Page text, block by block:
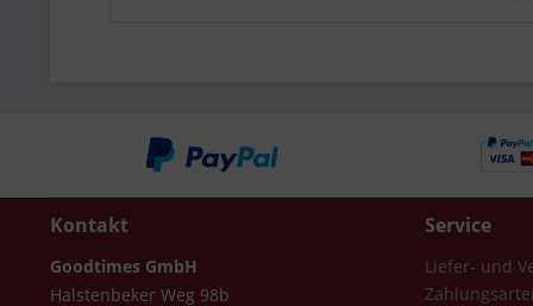
Kontakt
Goodtimes GmbH
Halstenbeker Weg 98b
Service
Liefer- und